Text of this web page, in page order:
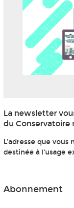
La newsletter
du Conservatoire
L’adresse que
destinée à l’usage
Abonnement